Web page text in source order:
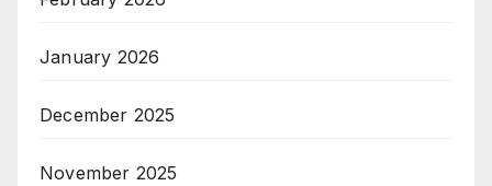
January 2026
December 2025
November 2025